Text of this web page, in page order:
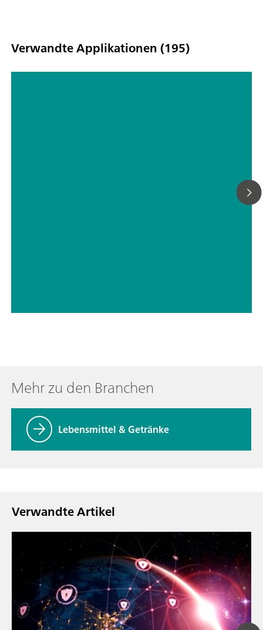
Verwandte Applikationen (195)
Mehr zu den Branchen
Lebensmittel & Getränke
Verwandte Artikel